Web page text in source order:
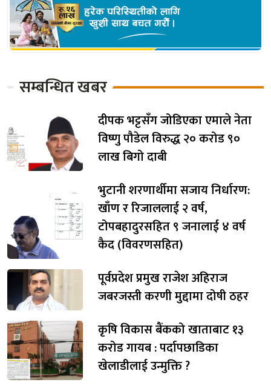
सम्बन्धित खबर
दीपक भट्टसँग जोडिएका एमाले नेता
विष्णु पौडेल विरुद्ध २० करोड ९०
लाख बिगो दाबी
भुटानी शरणार्थीमा सजाय निर्धारण:
खाँण र रिजाललाई २ वर्ष,
टोपबहादुरसहित ९ जनालाई ४ वर्ष
कैद (विवरणसहित)
पूर्वप्रदेश प्रमुख राजेश अहिराज
जबरजस्ती करणी मुद्दामा दोषी ठहर
कृषि विकास बैंकको खाताबाट १३
करोड गायब : पर्दापछाडिका
खेलाडीलाई उन्मुक्ति ?